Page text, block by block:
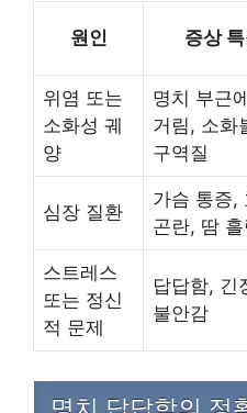
원인 증상
위염 또는
소화성 궤
양
명치 부근
거림, 소화
구역질
심장 질환
가슴 통증,
곤란, 땀 흘
스트레스
또는 정신
적 문제
답답함, 긴
불안감